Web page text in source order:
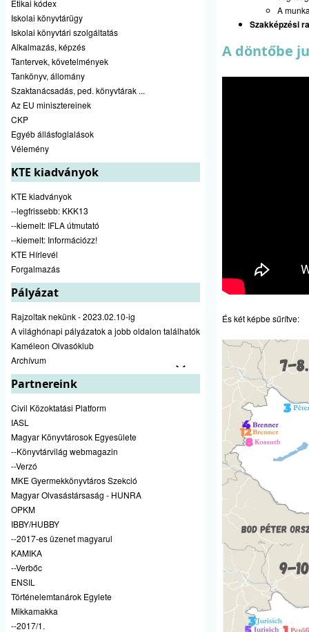
Etikai kódex
Iskolai könyvtárügy
Iskolai könyvtári szolgáltatás
Alkalmazás, képzés
Tantervek, követelmények
Tankönyv, állomány
Szaktanácsadás, ped. könyvtárak ...
Az EU minisztereinek
CKP
Egyéb állásfoglalások
Vélemény
KTE kiadványok
KTE kiadványok
--legfrissebb: KKK13
--kiemelt: IFLA útmutató
--kiemelt: Információzz!
KTE Hírlevél
Forgalmazás
Pályázat
Rajzoltak nekünk - 2023.02.10-ig
A világhónapi pályázatok a jobb oldalon találhatók
Kaméleon Olvasóklub
Archívum
Partnereink
Civil Közoktatási Platform
IASL
Magyar Könyvtárosok Egyesülete
--Könyvtárvilág webmagazin
--Verzó
MKE Gyermekkönyvtáros Szekció
Magyar Olvasástársaság - HUNRA
OPKM
IBBY/HUBBY
--2017-es üzenet magyarul
KAMIKA
--Verbőc
ENSIL
Történelemtanárok Egylete
Mikkamakka
--2017/1.
A
Szakképzési
A döntőbe
És két képbe sűrítve: